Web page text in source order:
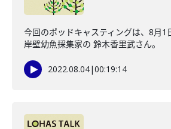
今回のポッドキャスティングは、8月1
岸壁幼魚採集家の 鈴木香里武さん。
2022.08.04|00:19:14